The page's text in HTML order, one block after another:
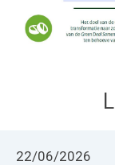
22/06/2026